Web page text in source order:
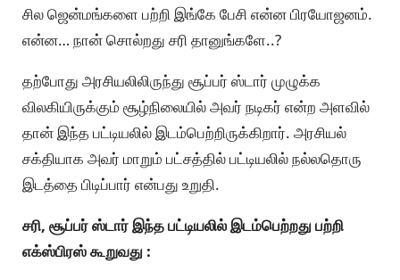
சில ஜென்மங்களை பற்றி இங்கே பேசி என்ன பிரயோஜனம்.
என்ன… நான் சொல்றது சரி தானுங்களே..?
தற்போது அரசியலிலிருந்து சூப்பர் ஸ்டார் முழுக்க
விலகியிருக்கும் சூழ்நிலையில் அவர் நடிகர் என்ற அளவில்
தான் இந்த பட்டியலில் இடம்பெற்றிருக்கிறார். அரசியல்
சக்தியாக அவர் மாறும் பட்சத்தில் பட்டியலில் நல்லதொரு
இடத்தை பிடிப்பார் என்பது உறுதி.
சரி, சூப்பர் ஸ்டார் இந்த பட்டியலில் இடம்பெற்றது பற்றி
எக்ஸ்பிரஸ் கூறுவது :